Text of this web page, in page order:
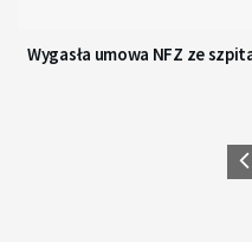
Wygasła umowa NFZ ze